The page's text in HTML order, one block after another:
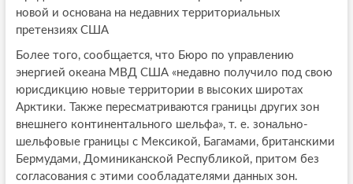
новой и основана на недавних территориальных
претензиях США
Более того, сообщается, что Бюро по управлению
энергией океана МВД США «недавно получило под свою
юрисдикцию новые территории в высоких широтах
Арктики. Также пересматриваются границы других зон
внешнего континентального шельфа», т. е. зонально-
шельфовые границы с Мексикой, Багамами, британскими
Бермудами, Доминиканской Республикой, притом без
согласования с этими сообладателями данных зон.